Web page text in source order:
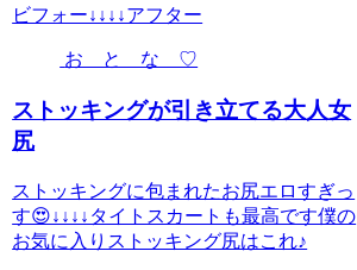
ビフォー↓↓↓↓アフター
お と な ♡
ストッキングが引き立てる大人女
尻
ストッキングに包まれたお尻エロすぎっ
す😍↓↓↓↓タイトスカートも最高です僕の
お気に入りストッキング尻はこれ♪